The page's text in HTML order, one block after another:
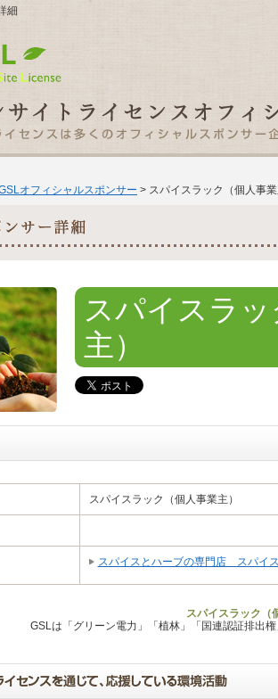
細
オフィシャルスポンサー > スパイスラック（個人事
スパイスラ
主）
スパイスラック（個人事業主）
スパイスとハーブの専門店 スパイ
スパイスラック（
GSLは「グリーン電力」「植林」「国連認証排出